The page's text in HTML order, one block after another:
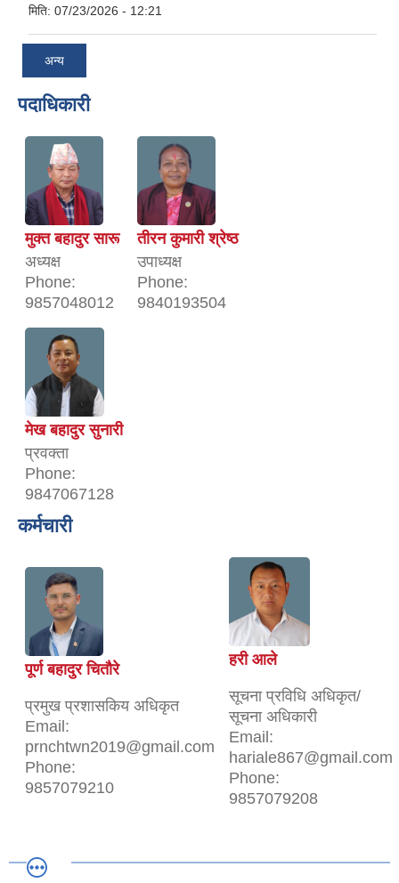
मिति: 07/23/2026 - 12:21
अन्य
पदाधिकारी
मुक्त बहादुर सारू
अध्यक्ष
Phone:
9857048012
तीरन कुमारी श्रेष्ठ
उपाध्यक्ष
Phone:
9840193504
मेख बहादुर सुनारी
प्रवक्ता
Phone:
9847067128
कर्मचारी
पूर्ण बहादुर चितौरे
प्रमुख प्रशासकिय अधिकृत
Email:
prnchtwn2019@gmail.com
Phone:
9857079210
हरी आले
सूचना प्रविधि अधिकृत/
सूचना अधिकारी
Email:
hariale867@gmail.com
Phone:
9857079208